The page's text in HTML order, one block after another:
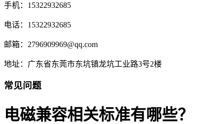
手机：15322932685
电话：15322932685
邮箱：2796909969@qq.com
地址：广东省东莞市东坑镇龙坑工业路3号2楼
常见问题
电磁兼容相关标准有哪些？